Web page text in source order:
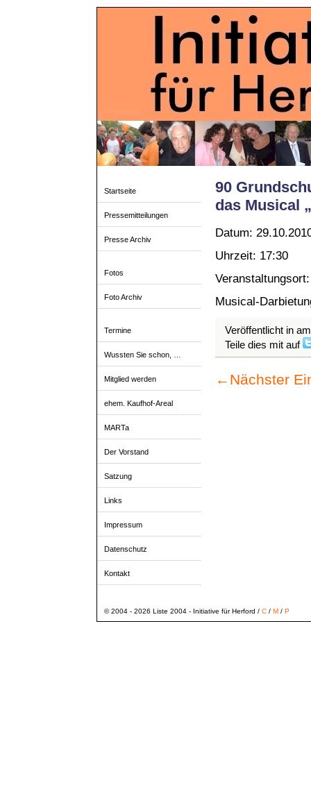
Startseite
Pressemitteilungen
Presse Archiv
Fotos
Foto Archiv
Termine
Wussten Sie schon, …
Mitglied werden
ehem. Kaufhof-Areal
MARTa
Der Vorstand
Satzung
Links
Impressum
Datenschutz
Kontakt
90
das Musical
Datum:
Uhrzeit: 17:30
Musical-
Veröffentlicht in
Teile dies mit auf
← Nächster
© 2004 - 2026 Liste 2004 - Initiative für Herford / C/ M/ P